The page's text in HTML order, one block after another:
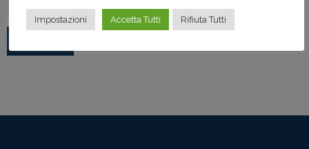
Impostazioni Accetta Tutti Rifiuta Tutti